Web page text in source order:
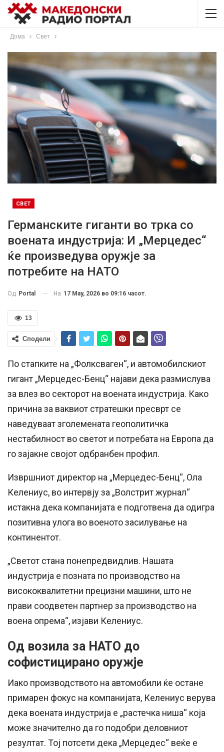
Дома Свет
СВЕТ
Германските гиганти во трка со
воената индустрија: И „Мерцедес“
ќе произведува оружје за
потребите на НАТО
Од Portal На 17 May, 2026 во 09:16 часот.
13
Сподели
По стапките на „Фолксваген“, и автомобилскиот
гигант „Мерцедес-Бенц“ најави дека размислува
за влез во секторот на воената индустрија. Како
причина за ваквиот стратешки пресврт се
наведуваат зголемената геополитичка
нестабилност во светот и потребата на Европа да
го зајакне својот одбранбен профил.
Извршниот директор на „Мерцедес-Бенц“, Ола
Келениус, во интервју за „Волстрит журнал“
истакна дека компанијата е подготвена да одигра
позитивна улога во военото засилување на
континентот.
„Светот стана понепредвидлив. Нашата
индустрија е позната по производство на
висококвалитетни прецизни машини, што не
прави соодветен партнер за производство на
воена опрема“, изјави Келениус.
Од возила за НАТО до
софистицирано оружје
Иако производството на автомобили ќе остане
примарен фокус на компанијата, Келениус верува
дека воената индустрија е „растечка ниша“ која
може значително да го подобри деловниот
резултат. Тој потсети дека „Мерцедес“ веќе е